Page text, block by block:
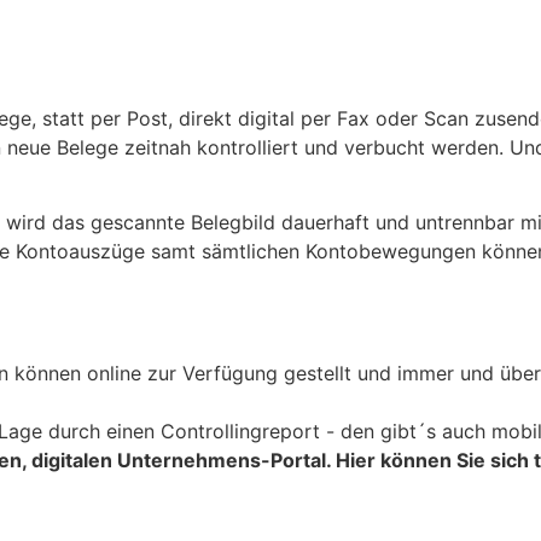
statt per Post, direkt digital per Fax oder Scan
Belege zeitnah kontrolliert und verbucht werden.
das gescannte Belegbild dauerhaft und untrennbar
samt sämtlichen Kontobewegungen
online zur Verfügung gestellt und immer und
durch einen Controllingreport - den gibt´s auch
digitalen Unternehmens-Portal. Hier können Sie